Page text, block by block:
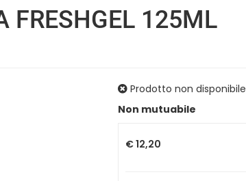
FRESHGEL 125ML
Prodotto non disponibile
Non mutuabile
Prezzo
€ 12,20